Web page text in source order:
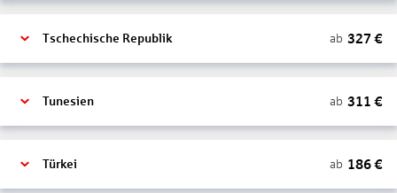
Tschechische Republik ab 327 €
Tunesien ab 311 €
Türkei ab 186€